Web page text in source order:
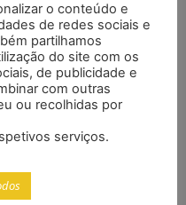
0,03 … 5 m/s
0,01 m/s
±2 % do valor (0,3 … 5
m/s)
o conteúdo e
de redes sociais e
partilhamos
do site com os
de publicidade e
com outras
ou recolhidas por
serviços.